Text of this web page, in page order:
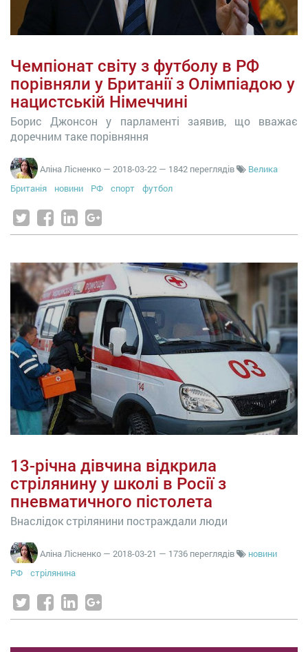
Чемпіонат світу з футболу в РФ
порівняли у Британії з Олімпіадою у
нацистській Німеччині
Борис Джонсон у парламенті заявив, що вважає
доречним таке порівняння
Аліна Лісненко — 2018-03-22 — 1842 переглядів
Велика
Британія
новини РФ спорт футбол
13-річна дівчина відкрила
стрілянину у школі в Росії з
пневматичного пістолета
Внаслідок стрілянини постраждали люди
Аліна Лісненко — 2018-03-21 — 1736 переглядів
новини
РФ
стрілянина